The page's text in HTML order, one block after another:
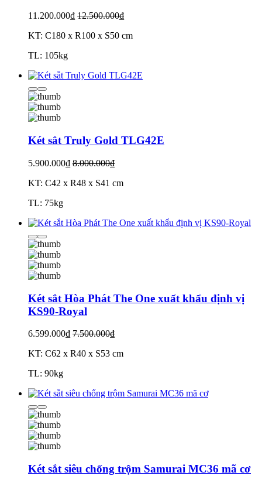
11.200.000₫ 12.500.000₫
KT: C180 x R100 x S50 cm
TL: 105kg
Két sắt Truly Gold TLG42E
5.900.000₫ 8.000.000₫
KT: C42 x R48 x S41 cm
TL: 75kg
Két sắt Hòa Phát The One xuất khẩu định vị
KS90-Royal
6.599.000₫ 7.500.000₫
KT: C62 x R40 x S53 cm
TL: 90kg
Két sắt siêu chống trộm Samurai MC36 mã cơ